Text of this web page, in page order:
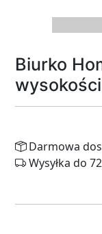
Biurko
Darmowa
Wysyłka do